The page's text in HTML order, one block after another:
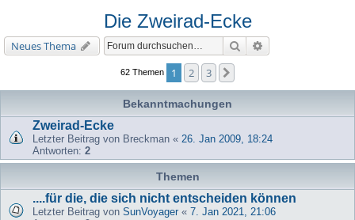
Die Zweirad-Ecke
Neues Thema Suche
62 Themen 1 2 3
Bekanntmachungen
Zweirad-Ecke
Letzter Beitrag von Breckman « 26. Jan 2009, 18:24
Antworten: 2
Themen
....für die, die sich nicht entscheiden können
Letzter Beitrag von SunVoyager « 7. Jan 2021, 21:06